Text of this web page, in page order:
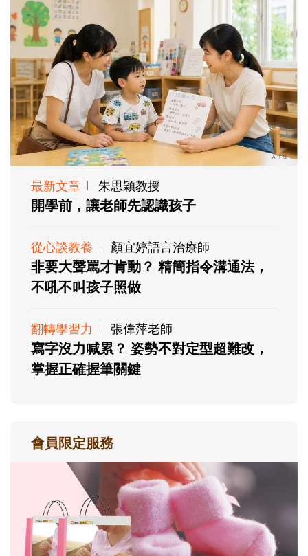
最新文章 朱思穎教授
開學前，讓老師先認識孩子
從心談教養 顏宜婷語言治療師
非要大聲罵才肯動？ 精簡指令溝通法，
不吼不叫孩子照做
翻轉學習力 張偉萍老師
寫字沒力喊累？ 姿勢不對定型超難改，
掌握正確握筆關鍵
會員限定服務